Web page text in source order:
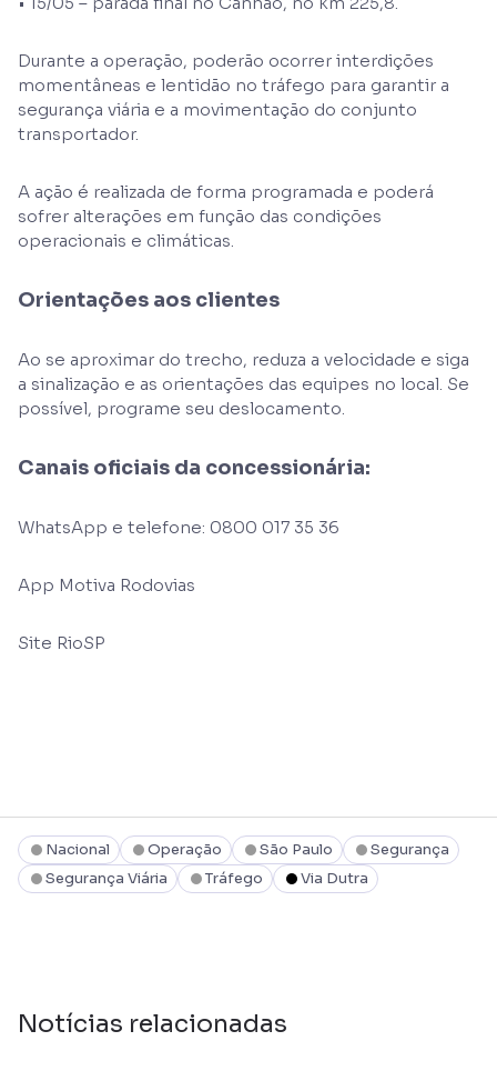
Durante a operação, poderão ocorrer interdições
momentâneas e lentidão no tráfego para garantir a
segurança viária e a movimentação do conjunto
transportador.
A ação é realizada de forma programada e poderá
sofrer alterações em função das condições
operacionais e climáticas.
Orientações aos clientes
Ao se aproximar do trecho, reduza a velocidade e siga
a sinalização e as orientações das equipes no local. Se
possível, programe seu deslocamento.
Canais oficiais da concessionária:
WhatsApp e telefone: 0800 017 35 36
App Motiva Rodovias
Site RioSP
Nacional Operação São Paulo
Segurança
Segurança Viária
Tráfego Via Dutra
Notícias relacionadas